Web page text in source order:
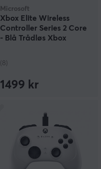
Microsoft
Xbox Elite Wireless
Controller Series 2 Core
- Blå Trådløs Xbox
(8)
1499 kr